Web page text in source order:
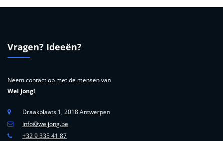
Vragen? Ideeën?
Neem contact op met de mensen van
Wel Jong!
Draakplaats 1, 2018 Antwerpen
info@weljong.be
+32 9 335 41 87